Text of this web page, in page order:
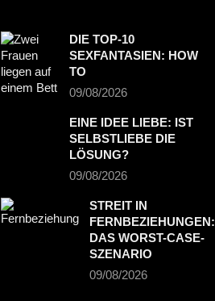
DIE TOP-10
SEXFANTASIEN: HOW
TO
09/08/2026
EINE IDEE LIEBE: IST
SELBSTLIEBE DIE
LÖSUNG?
09/08/2026
STREIT IN
FERNBEZIEHUNGEN:
DAS WORST-CASE-
SZENARIO
09/08/2026